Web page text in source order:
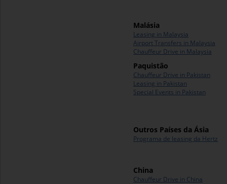
Malásia
Leasing in Malaysia
Airport Transfers in Malaysia
Chauffeur Drive in Malaysia
Paquistão
Chauffeur Drive in Pakistan
Leasing in Pakistan
Special Events in Pakistan
Outros Países da Ásia
Programa de leasing da Hertz
China
Chauffeur Drive in China